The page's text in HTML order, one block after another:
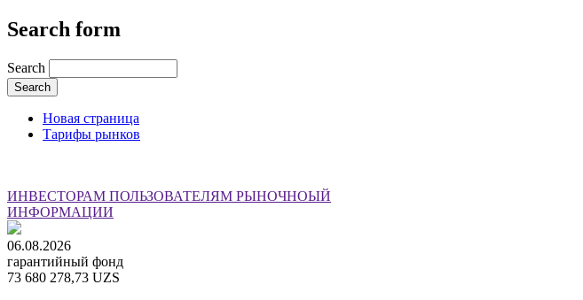
Search form
Search
Новая страница
Тарифы рынков
ИНВЕСТОРАМ ПОЛЬЗОВАТЕЛЯМ РЫНОЧНОЫЙ
ИНФОРМАЦИИ
06.08.2026
гарантийный фонд
73 680 278,73 UZS